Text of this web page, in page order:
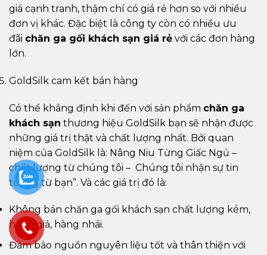
giá cạnh tranh, thậm chí có giá rẻ hơn so với nhiều
đơn vị khác. Đặc biệt là công ty còn có nhiều ưu
đãi chăn ga gối khách sạn giá rẻ với các đơn hàng
lớn.
GoldSilk cam kết bán hàng
Có thể khẳng định khi đến với sản phẩm chăn ga
khách sạn thương hiệu GoldSilk bạn sẽ nhận được
những giá trị thật và chất lượng nhất. Bởi quan
niệm của GoldSilk là: Nâng Niu Từng Giấc Ngủ –
chất lượng từ chúng tôi – Chúng tôi nhận sự tin
tưởng từ bạn”. Và các giá trị đó là:
Không bán chăn ga gối khách sạn chất lượng kém,
hàng giả, hàng nhái.
Đảm bảo nguồn nguyên liệu tốt và thân thiện với